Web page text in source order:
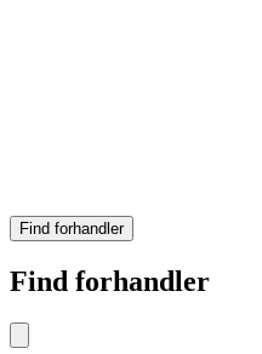
Find forhandler
Find forhandler